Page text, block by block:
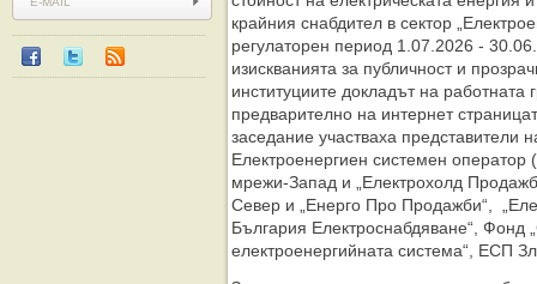
крайния снабдител в сектор
регулаторен период 1.07.2026 -
изискванията за публичност и
институциите докладът на работната
предварително на интернет
заседание участваха представители
Електроенергиен системен
мрежи-Запад и „Електрохолд
Север и „Енерго Про Продажби“,
България Електроснабдяване“, Фонд
електроенергийната система“, ЕСП